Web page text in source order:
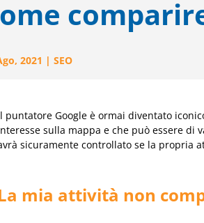
2021 |SEO
puntatore Google è ormai diventato
sulla mappa e che può essere di
sicuramente controllato se la propria
mia attività non